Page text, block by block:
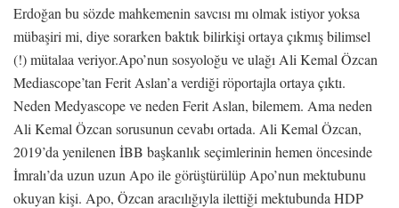
Erdoğan bu sözde mahkemenin savcısı mı olmak istiyor yoksa
mübaşiri mi, diye sorarken baktık bilirkişi ortaya çıkmış bilimsel
(!) mütalaa veriyor.Apo’nun sosyoloğu ve ulağı Ali Kemal Özcan
Mediascope’tan Ferit Aslan’a verdiği röportajla ortaya çıktı.
Neden Medyascope ve neden Ferit Aslan, bilemem. Ama neden
Ali Kemal Özcan sorusunun cevabı ortada. Ali Kemal Özcan,
2019’da yenilenen İBB başkanlık seçimlerinin hemen öncesinde
İmralı’da uzun uzun Apo ile görüştürülüp Apo’nun mektubunu
okuyan kişi. Apo, Özcan aracılığıyla ilettiği mektubunda HDP